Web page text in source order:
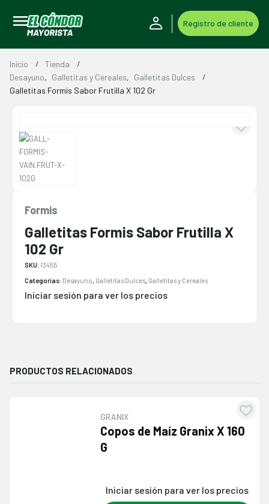
Registro de cliente
Inicio
Tienda
Desayuno, Galletitas y Cereales, Galletitas Dulces
Galletitas Formis Sabor Frutilla X 102 Gr
Formis
Galletitas Formis Sabor Frutilla X
102 Gr
SKU: 13455
Categorías: Desayuno, Galletitas Dulces, Galletitas y Cereales
Iniciar sesión para ver los precios
PRODUCTOS RELACIONADOS
GRANIX
Copos de Maíz Granix X 160
G
Iniciar sesión para ver los precios